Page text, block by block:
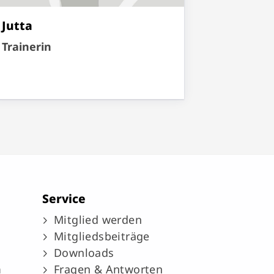
Jutta
Trainerin
Service
Mitglied werden
Mitgliedsbeiträge
Downloads
Fragen & Antworten